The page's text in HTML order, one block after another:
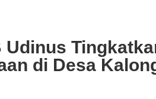
Udinus
di Desa